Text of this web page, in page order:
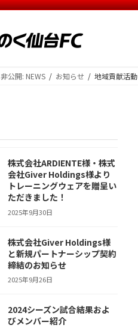
非公開: NEWS お知らせ 地域貢献活動
株式会社ARDIENTE様・株式
会社Giver Holdings様より
トレーニングウェアを贈呈い
ただきました！
2025年9月30日
株式会社Giver Holdings様
と新規パートナーシップ契約
締結のお知らせ
2025年9月26日
2024シーズン試合結果およ
びメンバー紹介